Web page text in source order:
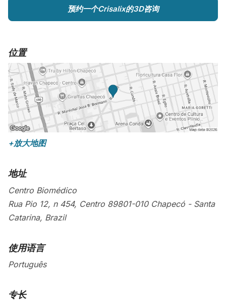
预约一个Crisalix的3D咨询
位置
+放大地图
地址
Centro Biomédico
Rua Pio 12, n 454, Centro 89801-010 Chapecó - Santa
Catarina, Brazil
使用语言
Português
专长